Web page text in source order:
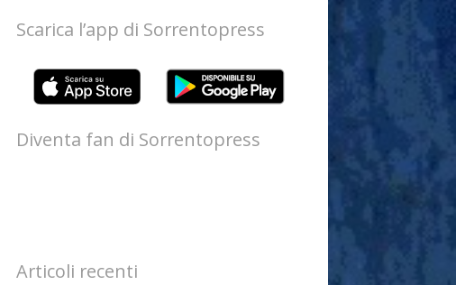
Scarica l’app di Sorrentopress
Diventa fan di Sorrentopress
Articoli recenti